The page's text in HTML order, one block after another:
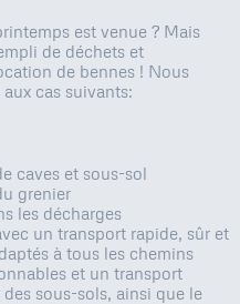
est venue ? Mais
de déchets et
de bennes ! Nous
cas suivants:
caves et sous-sol
grenier
les décharges
un transport rapide, sûr et
à tous les chemins
et un transport
sous-sols, ainsi que le